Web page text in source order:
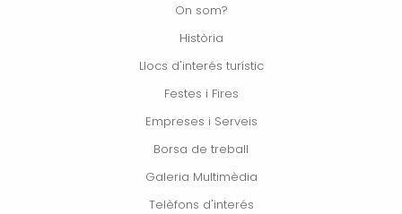
On som?
Història
Llocs d'interés turístic
Festes i Fires
Empreses i Serveis
Borsa de treball
Galeria Multimèdia
Telèfons d'interés